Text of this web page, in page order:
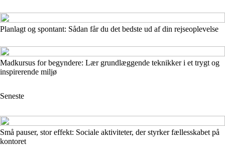
Planlagt og spontant: Sådan får du det bedste ud af din rejseoplevelse
Madkursus for begyndere: Lær grundlæggende teknikker i et trygt og
inspirerende miljø
Seneste
Små pauser, stor effekt: Sociale aktiviteter, der styrker fællesskabet på
kontoret